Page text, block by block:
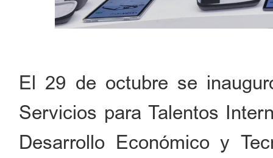
El 29 de octubre se
Servicios para Talentos
Desarrollo Económico y